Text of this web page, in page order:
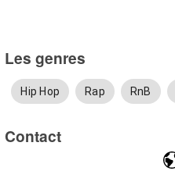
Les genres
Hip Hop Rap RnB
Contact